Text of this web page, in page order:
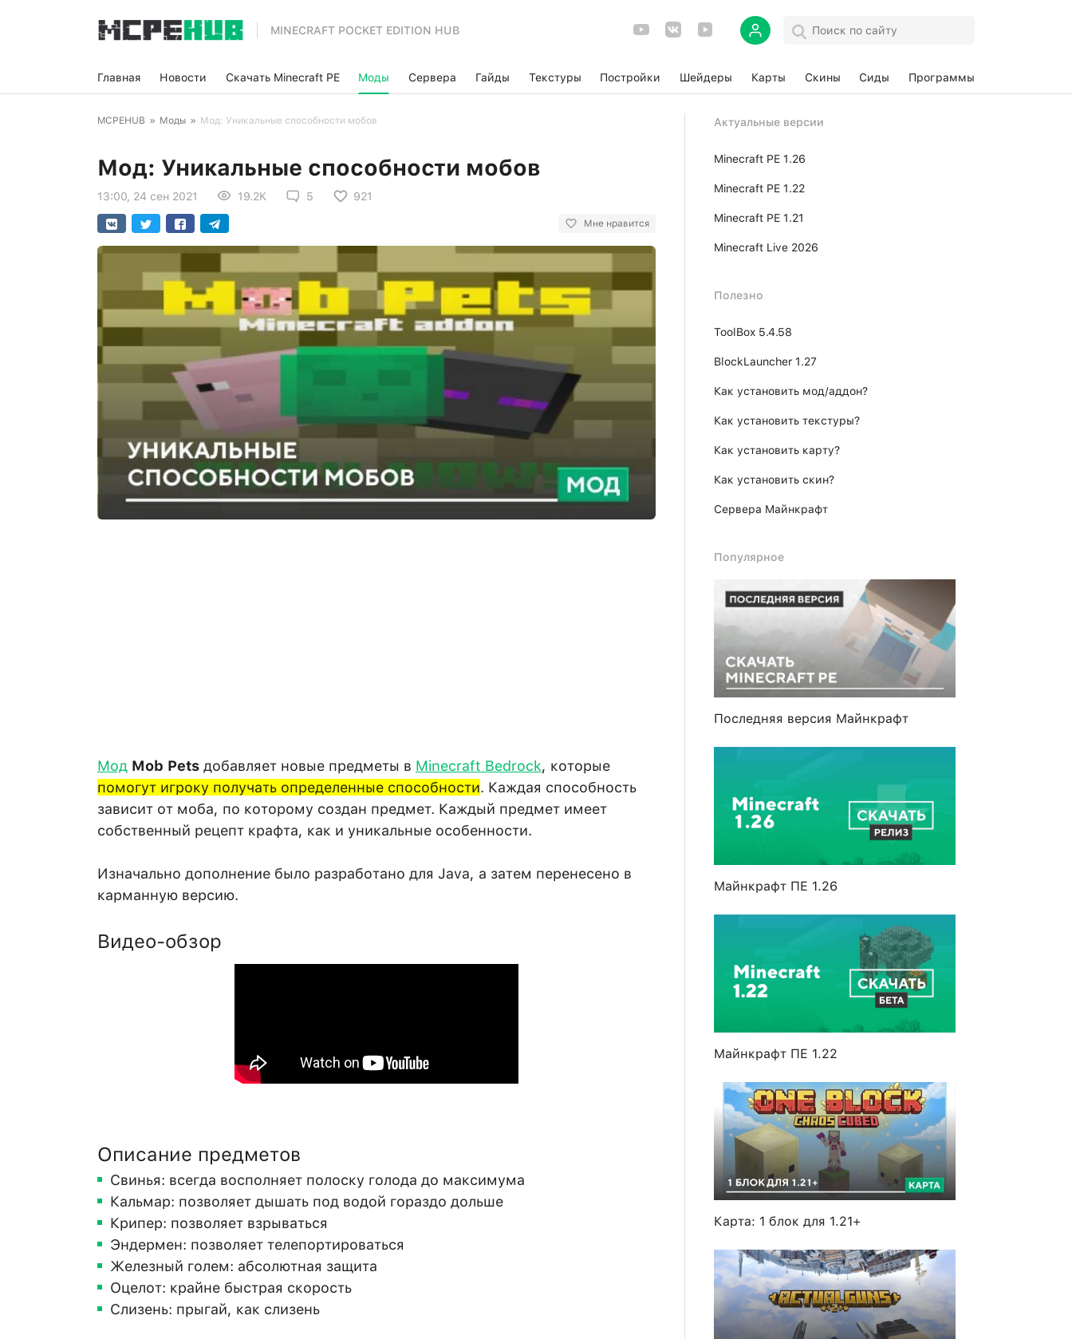
MINECRAFT POCKET EDITION HUB
Главная Новости Скачать Minecraft PE Моды Сервера Гайды Текстуры Постройки Шейдеры Карты Скины Сиды Программы
MCPEHUB » Моды » Мод: Уникальные способности мобов
Мод: Уникальные способности мобов
13:00, 24 сен 2021 19.2K 5 921
Мне нравится
Мод Mob Pets добавляет новые предметы в Minecraft Bedrock, которые
помогут игроку получать определенные способности. Каждая способность
зависит от моба, по которому создан предмет. Каждый предмет имеет
собственный рецепт крафта, как и уникальные особенности.
Изначально дополнение было разработано для Java, а затем перенесено в
карманную версию.
Видео-обзор
Описание предметов
Свинья: всегда восполняет полоску голода до максимума
Кальмар: позволяет дышать под водой гораздо дольше
Крипер: позволяет взрываться
Эндермен: позволяет телепортироваться
Железный голем: абсолютная защита
Оцелот: крайне быстрая скорость
Слизень: прыгай, как слизень
Актуальные версии
Minecraft PE 1.26
Minecraft PE 1.22
Minecraft PE 1.21
Minecraft Live 2026
Полезно
ToolBox 5.4.58
BlockLauncher 1.27
Как установить мод/аддон?
Как установить текстуры?
Как установить карту?
Как установить скин?
Сервера Майнкрафт
Популярное
Последняя версия Майнкрафт
Майнкрафт ПЕ 1.26
Майнкрафт ПЕ 1.22
Карта: 1 блок для 1.21+